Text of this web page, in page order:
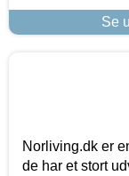
Se
Norliving.dk er
de har et stort